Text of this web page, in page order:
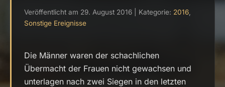
Veröffentlicht am 29. August 2016 | Kategorie: 2016
Sonstige Ereignisse
Die Männer waren der schachlichen
Übermacht der Frauen nicht gewachsen und
unterlagen nach zwei Siegen in den letzten